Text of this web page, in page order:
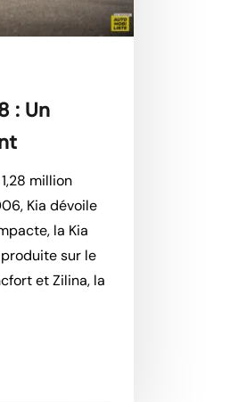
: Un
million
Kia dévoile
la Kia
sur le
et Zilina, la